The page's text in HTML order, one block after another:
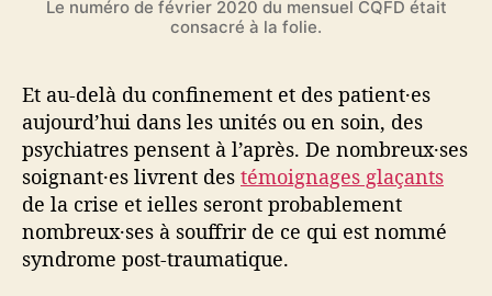
Le numéro de février 2020 du mensuel CQFD était
consacré à la folie.
Et au-delà du confinement et des patient·es
aujourd’hui dans les unités ou en soin, des
psychiatres pensent à l’après. De nombreux·ses
soignant·es livrent des témoignages glaçants
de la crise et ielles seront probablement
nombreux·ses à souffrir de ce qui est nommé
syndrome post-traumatique.